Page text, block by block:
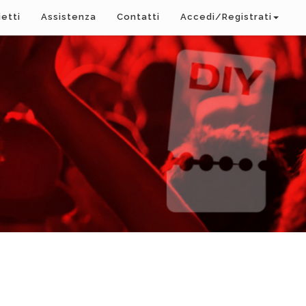
Assistenza Contatti Accedi/Registrati